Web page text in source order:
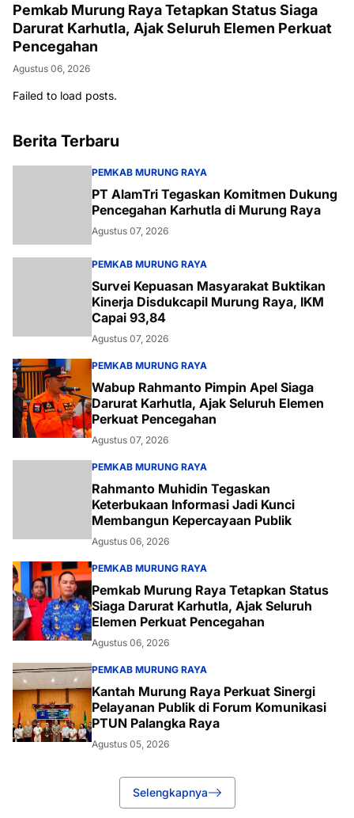
Pemkab Murung Raya Tetapkan Status Siaga
Darurat Karhutla, Ajak Seluruh Elemen Perkuat
Pencegahan
Agustus 06, 2026
Failed to load posts.
Berita Terbaru
PEMKAB MURUNG RAYA
PT AlamTri Tegaskan Komitmen Dukung
Pencegahan Karhutla di Murung Raya
Agustus 07, 2026
PEMKAB MURUNG RAYA
Survei Kepuasan Masyarakat Buktikan
Kinerja Disdukcapil Murung Raya, IKM
Capai 93,84
Agustus 07, 2026
PEMKAB MURUNG RAYA
Wabup Rahmanto Pimpin Apel Siaga
Darurat Karhutla, Ajak Seluruh Elemen
Perkuat Pencegahan
Agustus 07, 2026
PEMKAB MURUNG RAYA
Rahmanto Muhidin Tegaskan
Keterbukaan Informasi Jadi Kunci
Membangun Kepercayaan Publik
Agustus 06, 2026
PEMKAB MURUNG RAYA
Pemkab Murung Raya Tetapkan Status
Siaga Darurat Karhutla, Ajak Seluruh
Elemen Perkuat Pencegahan
Agustus 06, 2026
PEMKAB MURUNG RAYA
Kantah Murung Raya Perkuat Sinergi
Pelayanan Publik di Forum Komunikasi
PTUN Palangka Raya
Agustus 05, 2026
Selengkapnya